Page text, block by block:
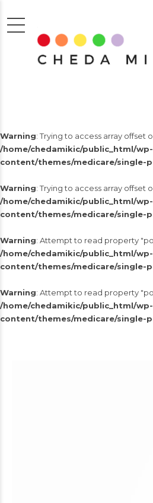
Warning: Trying to access array offset
/home/chedamikic/public_html/wp-
content/themes/medicare/single-
Warning: Trying to access array offset
/home/chedamikic/public_html/wp-
content/themes/medicare/single-
Warning: Attempt to read property
/home/chedamikic/public_html/wp-
content/themes/medicare/single-
Warning: Attempt to read property
/home/chedamikic/public_html/wp-
content/themes/medicare/single-